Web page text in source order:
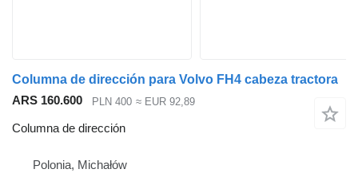
Columna de dirección para Volvo FH4 cabeza tractora
ARS 160.600
PLN 400 ≈ EUR 92,89
Columna de dirección
Polonia, Michałów